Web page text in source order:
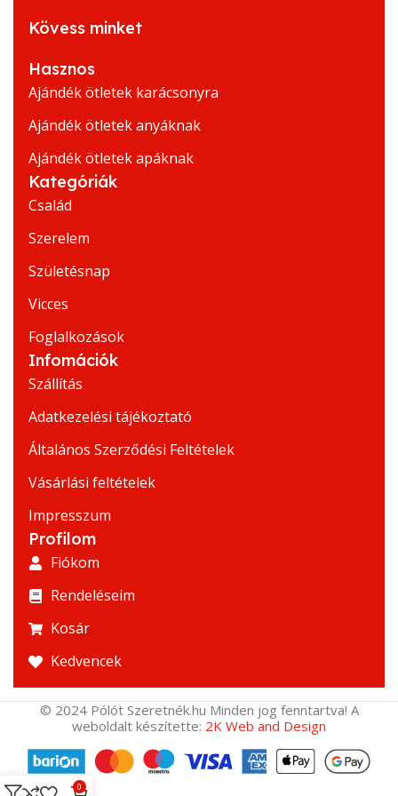
Kövess minket
Hasznos
Ajándék ötletek karácsonyra
Ajándék ötletek anyáknak
Ajándék ötletek apáknak
Kategóriák
Család
Szerelem
Születésnap
Vicces
Foglalkozások
Infomációk
Szállítás
Adatkezelési tájékoztató
Általános Szerződési Feltételek
Vásárlási feltételek
Impresszum
Profilom
Fiókom
Rendeléseim
Kosár
Kedvencek
© 2024 Pólót Szeretnék.hu Minden jog fenntartva! A
weboldalt készítette: 2K Web and Design
0